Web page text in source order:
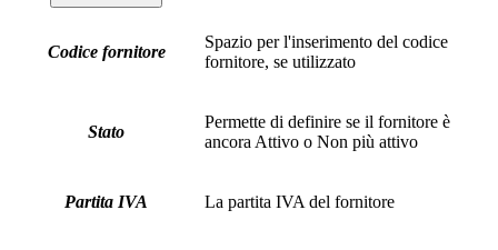
Codice fornitore
Spazio per l'inserimento del codice
fornitore, se utilizzato
Stato
Permette di definire se il fornitore è
ancora Attivo o Non più attivo
Partita IVA La partita IVA del fornitore